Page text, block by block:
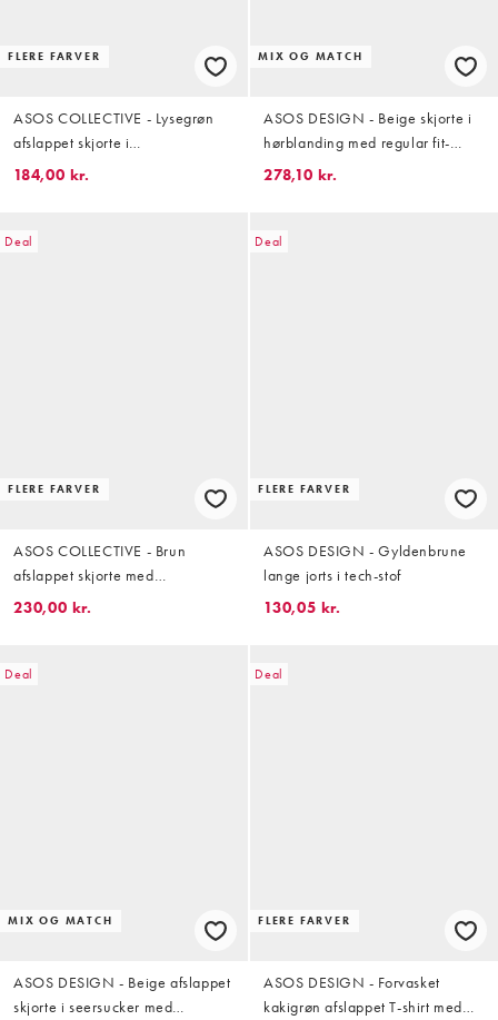
FLERE FARVER
ASOS COLLECTIVE - Lysegrøn
afslappet skjorte i
bomulds-/hørblanding med
184,00 kr.
MIX OG MATCH
ASOS DESIGN - Beige skjorte i
hørblanding med regular fit-
pasform - Del af sæt
278,10 kr.
Deal
FLERE FARVER
ASOS COLLECTIVE - Brun
afslappet skjorte med
broderinger i
230,00 kr.
Deal
FLERE FARVER
ASOS DESIGN - Gyldenbrune
lange jorts i tech-stof
130,05 kr.
Deal
MIX OG MATCH
ASOS DESIGN - Beige afslappet
skjorte i seersucker med
Deal
FLERE FARVER
ASOS DESIGN - Forvasket
kakigrøn afslappet T-shirt med